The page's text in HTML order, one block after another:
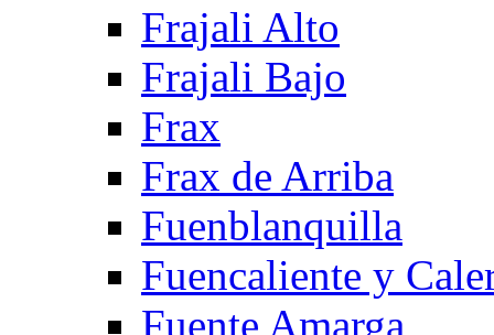
Frajali Alto
Frajali Bajo
Frax
Frax de Arriba
Fuenblanquilla
Fuencaliente y
Fuente Amarga